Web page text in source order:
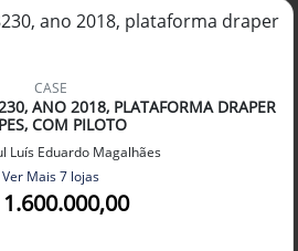
CASE
ANO 2018, PLATAFORMA DRAPER
COM PILOTO
Luís Eduardo Magalhães
Ver Mais 7 lojas
1.600.000,00